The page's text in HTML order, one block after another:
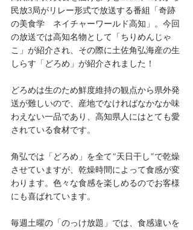
民放3局がリレー形式で放送する番組「奇跡
の美食学　ネイチャーワールド高知」。今回
の放送では高知名物として「ちりめんじゃ
こ」が紹介され、その際に土佐角弘海産の生
しらす「どろめ」が紹介されました！
どろめは生のため鮮度維持の観点から県外発
送が難しいので、産地でなければなかなか味
わえない一品であり、高知県人にはとても愛
されている食材です。
角弘では「どろめ」を全て“天日干し”で乾燥
させていますが、乾燥時間によって食感が変
わります。色々な食感を楽しめるのでお客様
にも喜ばれています。
毎週土曜の「のっけ放題」では、食感違いを